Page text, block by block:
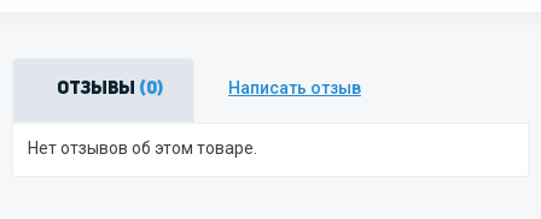
Отзывы (0) Написать отзыв
Нет отзывов об этом товаре.